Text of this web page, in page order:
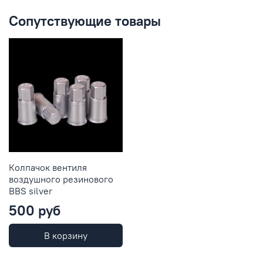
Сопутствующие товары
Колпачок вентиля
воздушного резинового
BBS silver
500 руб
В корзину